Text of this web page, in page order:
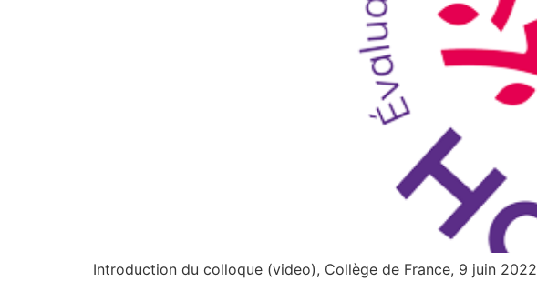
Introduction du colloque (video), Collège de France, 9 juin 2022